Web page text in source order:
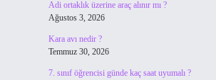
Adi ortaklık üzerine araç alınır mı ?
Ağustos 3, 2026
Kara avı nedir ?
Temmuz 30, 2026
7. sınıf öğrencisi günde kaç saat uyumalı ?